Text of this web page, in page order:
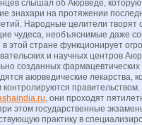
слышал об Аюрведе, которую
знахари на протяжении
Народные целители творят
чудеса, необъяснимые даже
этой стране функционирует
и научных центров
созданных
аюрведические лекарства,
контролируются
, они проходят
этом государственные
практику в